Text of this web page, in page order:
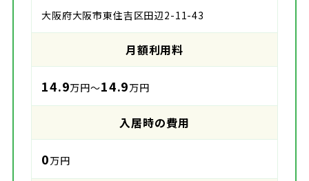
大阪府大阪市東住吉区田辺2-11-43
月額利用料
14.9万円～14.9万円
入居時の費用
0万円